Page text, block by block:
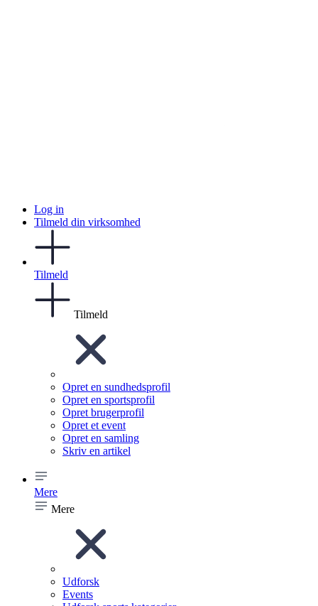
Log in
Tilmeld din virksomhed
Tilmeld
Tilmeld
Opret en sundhedsprofil
Opret en sportsprofil
Opret brugerprofil
Opret et event
Opret en samling
Skriv en artikel
Mere
Mere
Udforsk
Events